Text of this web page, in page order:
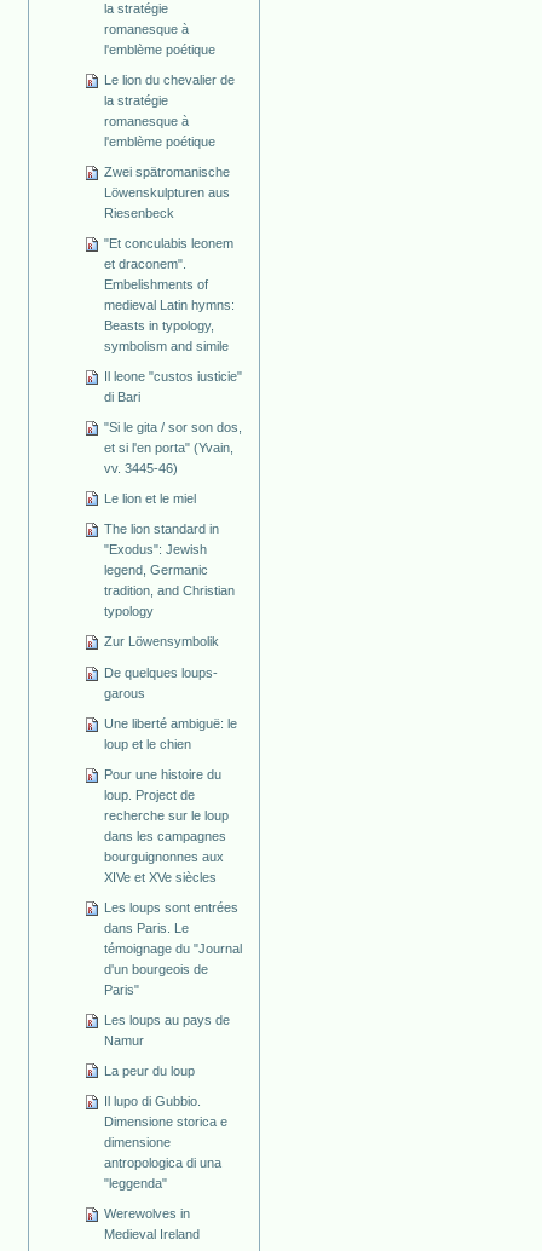
la stratégie
romanesque à
l'emblème poétique
Le lion du chevalier de
la stratégie
romanesque à
l'emblème poétique
Zwei spätromanische
Löwenskulpturen aus
Riesenbeck
"Et conculabis leonem
et draconem".
Embelishments of
medieval Latin hymns:
Beasts in typology,
symbolism and simile
Il leone "custos iusticie"
di Bari
"Si le gita / sor son dos,
et si l'en porta" (Yvain,
vv. 3445-46)
Le lion et le miel
The lion standard in
"Exodus": Jewish
legend, Germanic
tradition, and Christian
typology
Zur Löwensymbolik
De quelques loups-
garous
Une liberté ambiguë: le
loup et le chien
Pour une histoire du
loup. Project de
recherche sur le loup
dans les campagnes
bourguignonnes aux
XIVe et XVe siècles
Les loups sont entrées
dans Paris. Le
témoignage du "Journal
d'un bourgeois de
Paris"
Les loups au pays de
Namur
La peur du loup
Il lupo di Gubbio.
Dimensione storica e
dimensione
antropologica di una
"leggenda"
Werewolves in
Medieval Ireland